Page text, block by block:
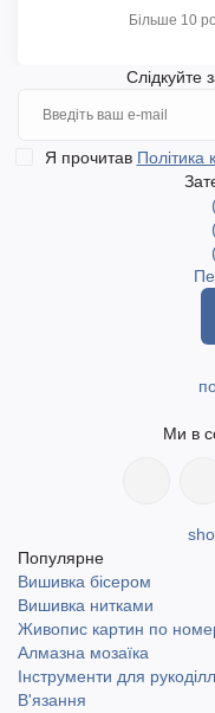
Більше 10
Слідкуйте
Я прочитав Політика
Ми в
Популярне
Вишивка бісером
Вишивка нитками
Живопис картин по
Алмазна мозаїка
Інструменти для
В'язання